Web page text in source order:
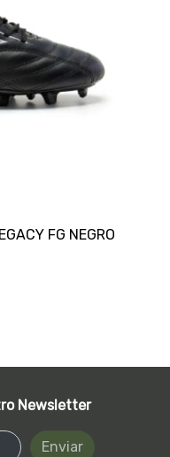
FG NEGRO
Newsletter
Enviar